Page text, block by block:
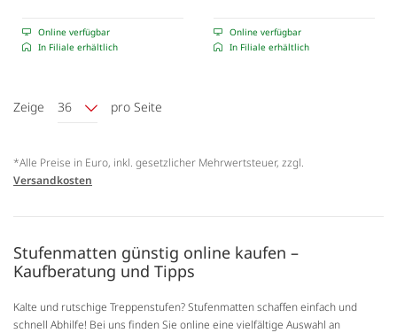
Online verfügbar
In Filiale erhältlich
Online verfügbar
In Filiale erhältlich
Zeige 36 pro Seite
*Alle Preise in Euro, inkl. gesetzlicher Mehrwertsteuer, zzgl.
Versandkosten
Stufenmatten günstig online kaufen –
Kaufberatung und Tipps
Kalte und rutschige Treppenstufen? Stufenmatten schaffen einfach und
schnell Abhilfe! Bei uns finden Sie online eine vielfältige Auswahl an